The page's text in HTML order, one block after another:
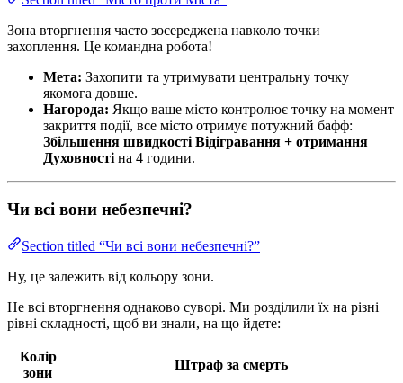
Зона вторгнення часто зосереджена навколо точки
захоплення. Це командна робота!
Мета: Захопити та утримувати центральну точку
якомога довше.
Нагорода: Якщо ваше місто контролює точку на момент
закриття події, все місто отримує потужний бафф:
Збільшення швидкості Відігравання + отримання
Духовності на 4 години.
Чи всі вони небезпечні?
Section titled “Чи всі вони небезпечні?”
Ну, це залежить від кольору зони.
Не всі вторгнення однаково суворі. Ми розділили їх на різні
рівні складності, щоб ви знали, на що йдете:
Колір
зони
Штраф за смерть